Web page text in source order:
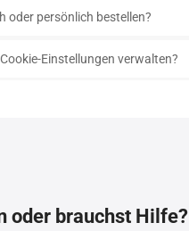
oder persönlich bestellen?
Einstellungen verwalten?
oder brauchst Hilfe?